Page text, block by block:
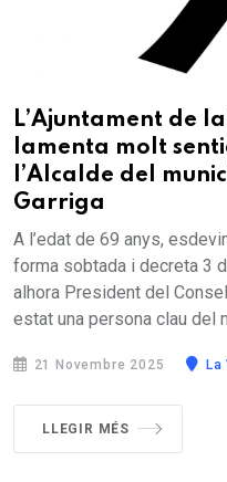
L’Ajuntament de
lamenta molt
l’Alcalde del
Garriga
A l’edat de 69 anys,
forma sobtada i decreta 3
alhora President del
estat una persona clau del
21 Novembre 2025
LLEGIR MÉS